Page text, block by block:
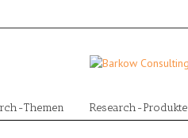
Themen Research-Produkte